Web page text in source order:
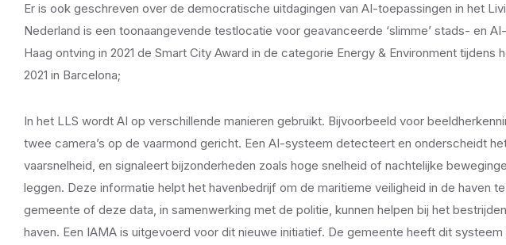
Er is ook geschreven over de democratische uitdagingen van AI-toepassingen in het
Nederland is een toonaangevende testlocatie voor geavanceerde ‘slimme’ stads- en
Haag ontving in 2021 de Smart City Award in de categorie Energy & Environment tijdens
2021 in Barcelona;
In het LLS wordt AI op verschillende manieren gebruikt. Bijvoorbeeld voor
twee camera’s op de vaarmond gericht. Een AI-systeem detecteert en onderscheidt
vaarsnelheid, en signaleert bijzonderheden zoals hoge snelheid of nachtelijke
leggen. Deze informatie helpt het havenbedrijf om de maritieme veiligheid in de haven
gemeente of deze data, in samenwerking met de politie, kunnen helpen bij het
haven. Een IAMA is uitgevoerd voor dit nieuwe initiatief. De gemeente heeft dit